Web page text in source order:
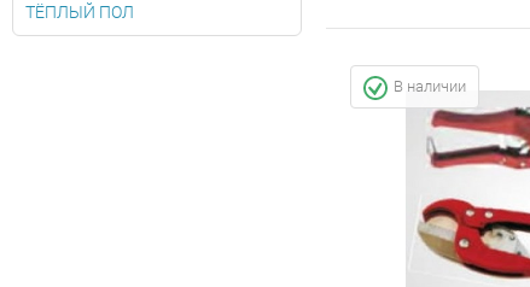
В наличии
ТЁПЛЫЙ ПОЛ